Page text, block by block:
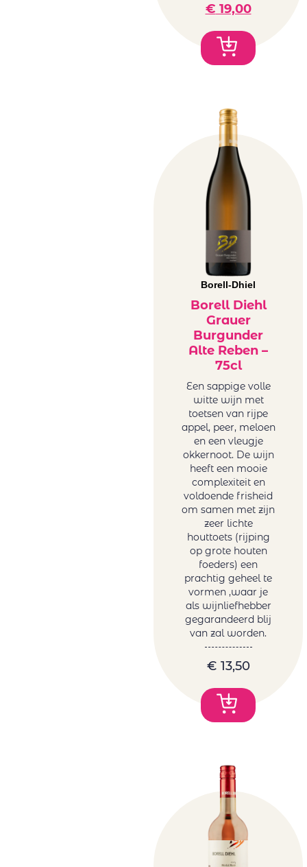
€ 19,00
Borell-Dhiel
Borell Diehl
Grauer
Burgunder
Alte Reben –
75cl
Een sappige volle
witte wijn met
toetsen van rijpe
appel, peer, meloen
en een vleugje
okkernoot. De wijn
heeft een mooie
complexiteit en
voldoende frisheid
om samen met zijn
zeer lichte
houttoets (rijping
op grote houten
foeders) een
prachtig geheel te
vormen ,waar je
als wijnliefhebber
gegarandeerd blij
van zal worden.
€ 13,50